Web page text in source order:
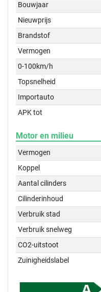
Bouwjaar
Nieuwprijs
Brandstof
Vermogen
0-100km/h
Topsnelheid
Importauto
APK tot
Motor en milieu
Vermogen
Koppel
Aantal cilinders
Cilinderinhoud
Verbruik stad
Verbruik snelweg
CO2-uitstoot
Zuinigheidslabel